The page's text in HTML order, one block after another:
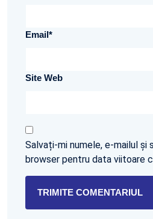
Email*
Site Web
Salvați-mi numele, e-mailul
browser pentru data viitoare